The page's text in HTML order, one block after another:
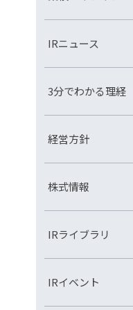
IRニュース
3分でわかる理経
経営方針
株式情報
IRライブラリ
IRイベント